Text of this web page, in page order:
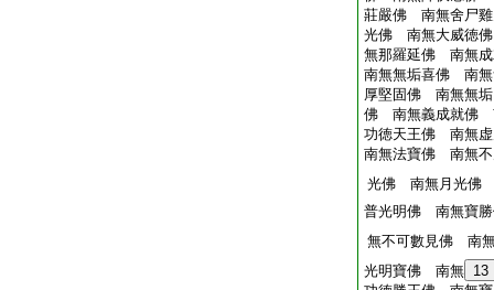
莊嚴佛 南無舍尸
光佛 南無大威徳
無那羅延佛 南無
南無無垢喜佛 南
厚堅固佛 南無無
佛 南無義成就佛
功徳天王佛 南無
南無法寶佛 南無
光佛 南無月光佛
普光明佛 南無寶
無不可數見佛 南
光明寶佛 南無 13